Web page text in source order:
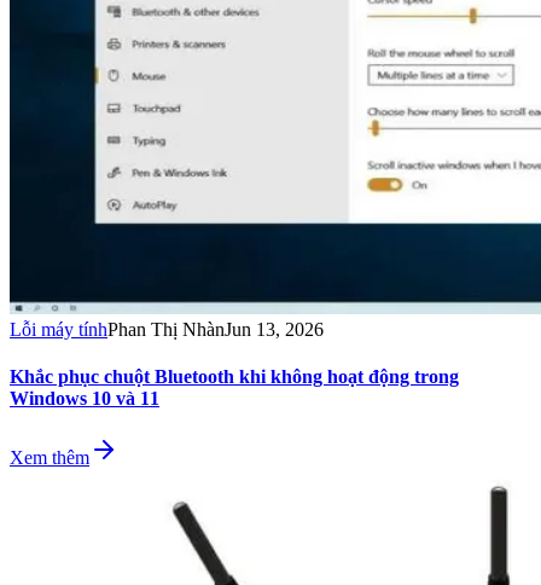
Lỗi máy tínhPhan Thị NhànJun 13, 2026
Khắc phục chuột Bluetooth khi không hoạt động trong
Windows 10 và 11
Xem thêm